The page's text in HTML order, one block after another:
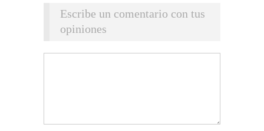
Escribe un comentario con tus
opiniones